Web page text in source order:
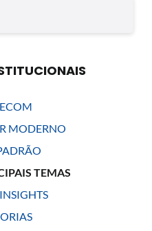
MODERNO
TEMAS